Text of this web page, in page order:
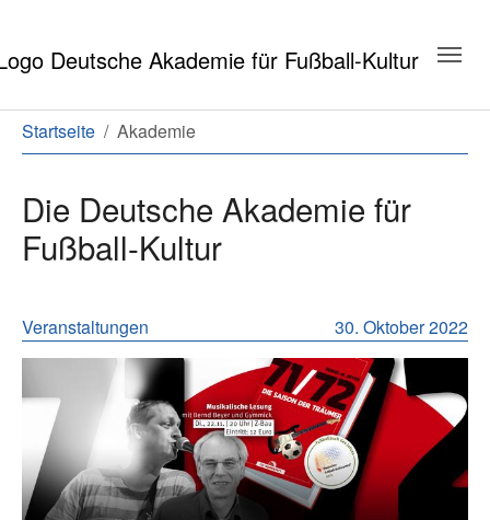
Sie sind hier:
Startseite Akademie
Die Deutsche Akademie für
Fußball-Kultur
Neuigkeiten aus der 30. Oktober 2022
Veranstaltungen